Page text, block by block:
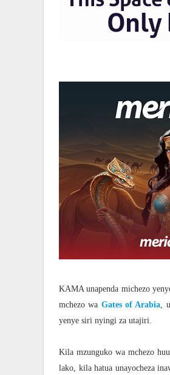
KAMA unapenda michezo
mchezo wa Gates of Arabia ,
yenye siri nyingi za utajiri.
Kila mzunguko wa mchezo
lako, kila hatua unayocheza